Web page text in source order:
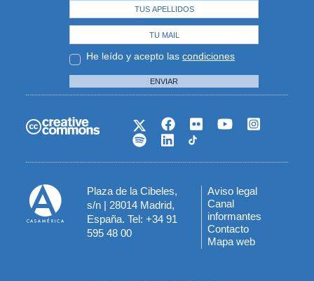
He leído y acepto las condiciones
ENVIAR
Plaza de la Cibeles,
s/n | 28014 Madrid,
España. Tel: +34 91
595 48 00
Menú
del
pie
Aviso legal
Canal
informantes
Contacto
Mapa web